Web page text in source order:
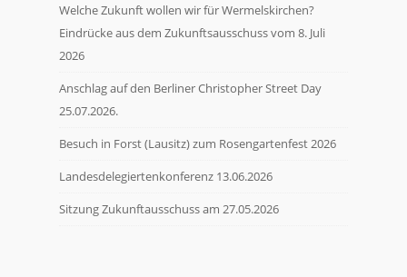
Welche Zukunft wollen wir für Wermelskirchen?
Eindrücke aus dem Zukunftsausschuss vom 8. Juli
2026
Anschlag auf den Berliner Christopher Street Day
25.07.2026.
Besuch in Forst (Lausitz) zum Rosengartenfest 2026
Landesdelegiertenkonferenz 13.06.2026
Sitzung Zukunftausschuss am 27.05.2026